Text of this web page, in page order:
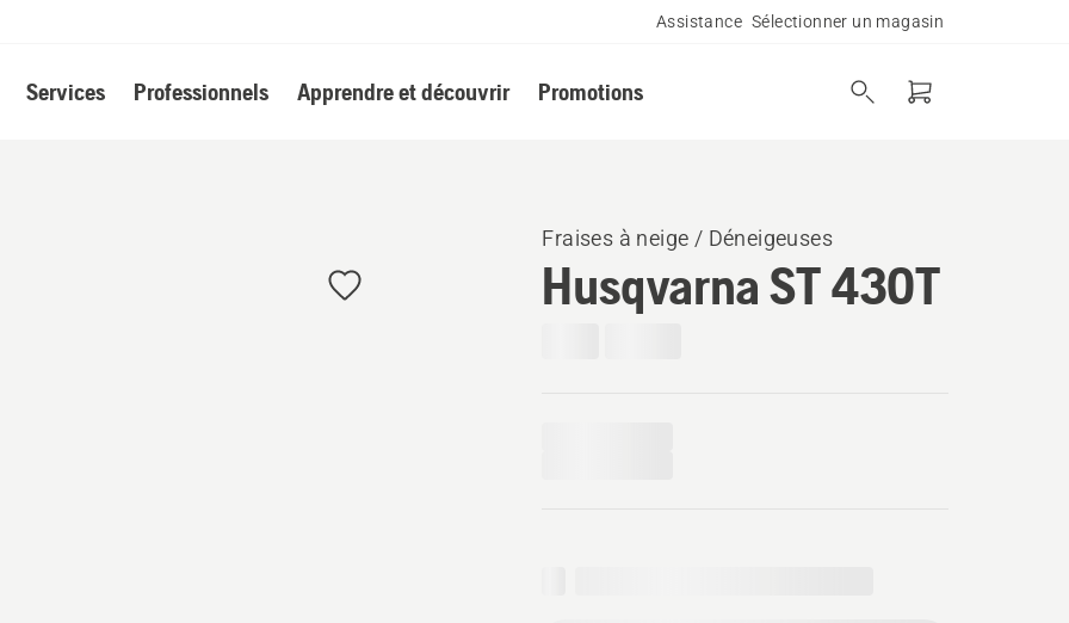
Assistance Sélectionner un magasin
Services Professionnels Apprendre et découvrir Promotions
Fraises à neige / Déneigeuses
Husqvarna ST 430T